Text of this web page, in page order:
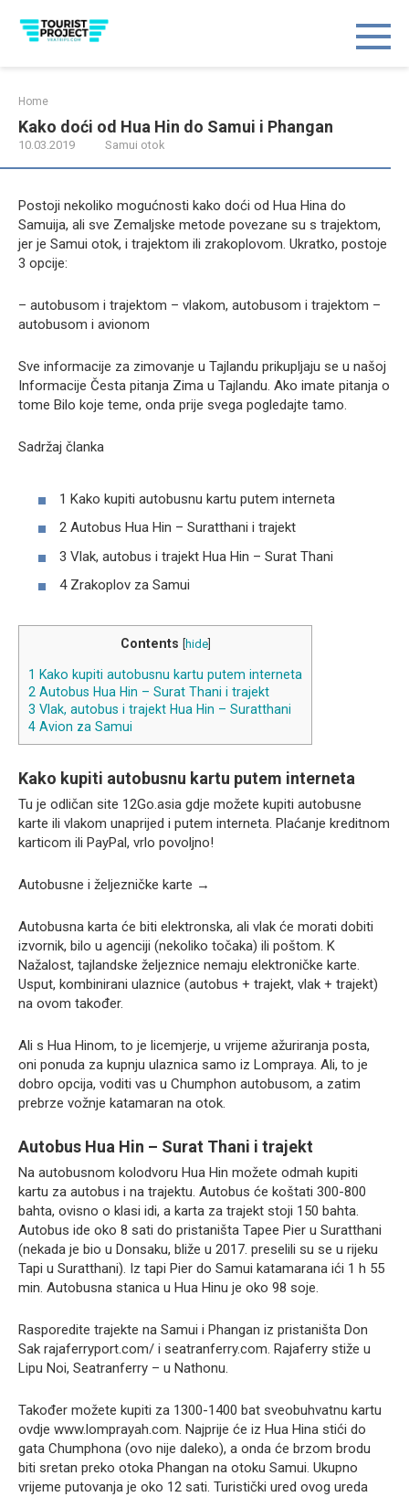
content
Home
Kako doći od Hua Hin do Samui i Phangan
10.03.2019 Samui otok
Postoji nekoliko mogućnosti kako doći od Hua Hina do
Samuija, ali sve Zemaljske metode povezane su s trajektom,
jer je Samui otok, i trajektom ili zrakoplovom. Ukratko, postoje
3 opcije:
– autobusom i trajektom – vlakom, autobusom i trajektom –
autobusom i avionom
Sve informacije za zimovanje u Tajlandu prikupljaju se u našoj
Informacije Česta pitanja Zima u Tajlandu. Ako imate pitanja o
tome Bilo koje teme, onda prije svega pogledajte tamo.
Sadržaj članka
1 Kako kupiti autobusnu kartu putem interneta
2 Autobus Hua Hin – Suratthani i trajekt
3 Vlak, autobus i trajekt Hua Hin – Surat Thani
4 Zrakoplov za Samui
Contents hide]
1 Kako kupiti autobusnu kartu putem interneta
2 Autobus Hua Hin – Surat Thani i trajekt
3 Vlak, autobus i trajekt Hua Hin – Suratthani
4 Avion za Samui
Kako kupiti autobusnu kartu putem interneta
Tu je odličan site 12Go.asia gdje možete kupiti autobusne
karte ili vlakom unaprijed i putem interneta. Plaćanje kreditnom
karticom ili PayPal, vrlo povoljno!
Autobusne i željezničke karte →
Autobusna karta će biti elektronska, ali vlak će morati dobiti
izvornik, bilo u agenciji (nekoliko točaka) ili poštom. K
Nažalost, tajlandske željeznice nemaju elektroničke karte.
Usput, kombinirani ulaznice (autobus + trajekt, vlak + trajekt)
na ovom također.
Ali s Hua Hinom, to je licemjerje, u vrijeme ažuriranja posta,
oni ponuda za kupnju ulaznica samo iz Lompraya. Ali, to je
dobro opcija, voditi vas u Chumphon autobusom, a zatim
prebrze vožnje katamaran na otok.
Autobus Hua Hin – Surat Thani i trajekt
Na autobusnom kolodvoru Hua Hin možete odmah kupiti
kartu za autobus i na trajektu. Autobus će koštati 300-800
bahta, ovisno o klasi idi, a karta za trajekt stoji 150 bahta.
Autobus ide oko 8 sati do pristaništa Tapee Pier u Suratthani
(nekada je bio u Donsaku, bliže u 2017. preselili su se u rijeku
Tapi u Suratthani). Iz tapi Pier do Samui katamarana ići 1 h 55
min. Autobusna stanica u Hua Hinu je oko 98 soje.
Rasporedite trajekte na Samui i Phangan iz pristaništa Don
Sak rajaferryport.com/ i seatranferry.com. Rajaferry stiže u
Lipu Noi, Seatranferry – u Nathonu.
Također možete kupiti za 1300-1400 bat sveobuhvatnu kartu
ovdje www.lomprayah.com. Najprije će iz Hua Hina stići do
gata Chumphona (ovo nije daleko), a onda će brzom brodu
biti sretan preko otoka Phangan na otoku Samui. Ukupno
vrijeme putovanja je oko 12 sati. Turistički ured ovog ureda